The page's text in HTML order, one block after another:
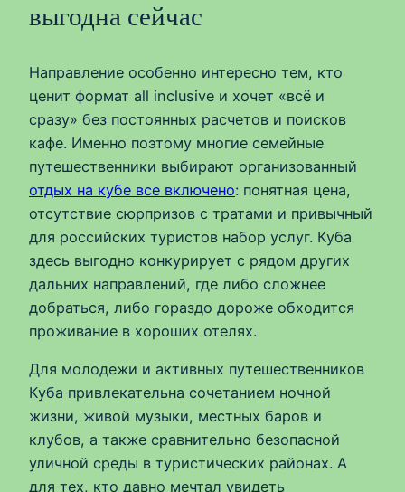
выгодна сейчас
Направление особенно интересно тем, кто
ценит формат all inclusive и хочет «всё и
сразу» без постоянных расчетов и поисков
кафе. Именно поэтому многие семейные
путешественники выбирают организованный
отдых на кубе все включено: понятная цена,
отсутствие сюрпризов с тратами и привычный
для российских туристов набор услуг. Куба
здесь выгодно конкурирует с рядом других
дальних направлений, где либо сложнее
добраться, либо гораздо дороже обходится
проживание в хороших отелях.
Для молодежи и активных путешественников
Куба привлекательна сочетанием ночной
жизни, живой музыки, местных баров и
клубов, а также сравнительно безопасной
уличной среды в туристических районах. А
для тех, кто давно мечтал увидеть